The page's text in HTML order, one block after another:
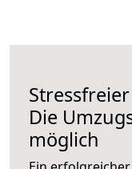
Die
möglich